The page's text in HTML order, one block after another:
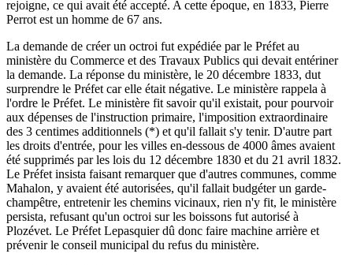
rejoigne, ce qui avait été accepté. A cette époque, en 1833, Pierre
Perrot est un homme de 67 ans.
La demande de créer un octroi fut expédiée par le Préfet au
ministère du Commerce et des Travaux Publics qui devait entériner
la demande. La réponse du ministère, le 20 décembre 1833, dut
surprendre le Préfet car elle était négative. Le ministère rappela à
l'ordre le Préfet. Le ministère fit savoir qu'il existait, pour pourvoir
aux dépenses de l'instruction primaire, l'imposition extraordinaire
des 3 centimes additionnels (*) et qu'il fallait s'y tenir. D'autre part
les droits d'entrée, pour les villes en-dessous de 4000 âmes avaient
été supprimés par les lois du 12 décembre 1830 et du 21 avril 1832.
Le Préfet insista faisant remarquer que d'autres communes, comme
Mahalon, y avaient été autorisées, qu'il fallait budgéter un garde-
champêtre, entretenir les chemins vicinaux, rien n'y fit, le ministère
persista, refusant qu'un octroi sur les boissons fut autorisé à
Plozévet. Le Préfet Lepasquier dû donc faire machine arrière et
prévenir le conseil municipal du refus du ministère.